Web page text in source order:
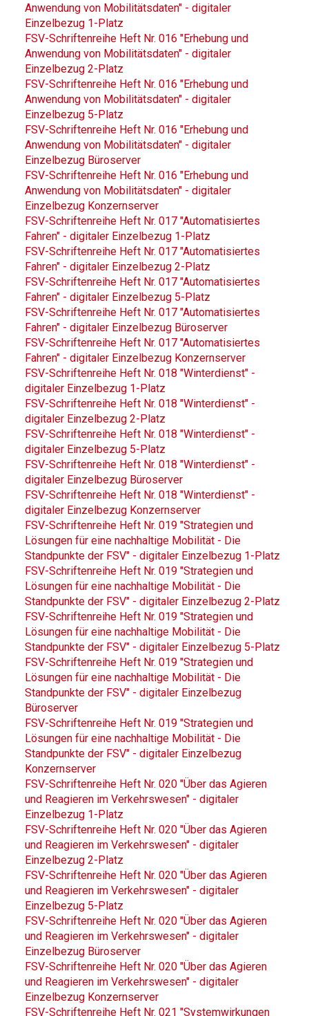
Anwendung von Mobilitätsdaten" - digitaler
Einzelbezug 1-Platz
FSV-Schriftenreihe Heft Nr. 016 "Erhebung und
Anwendung von Mobilitätsdaten" - digitaler
Einzelbezug 2-Platz
FSV-Schriftenreihe Heft Nr. 016 "Erhebung und
Anwendung von Mobilitätsdaten" - digitaler
Einzelbezug 5-Platz
FSV-Schriftenreihe Heft Nr. 016 "Erhebung und
Anwendung von Mobilitätsdaten" - digitaler
Einzelbezug Büroserver
FSV-Schriftenreihe Heft Nr. 016 "Erhebung und
Anwendung von Mobilitätsdaten" - digitaler
Einzelbezug Konzernserver
FSV-Schriftenreihe Heft Nr. 017 "Automatisiertes
Fahren" - digitaler Einzelbezug 1-Platz
FSV-Schriftenreihe Heft Nr. 017 "Automatisiertes
Fahren" - digitaler Einzelbezug 2-Platz
FSV-Schriftenreihe Heft Nr. 017 "Automatisiertes
Fahren" - digitaler Einzelbezug 5-Platz
FSV-Schriftenreihe Heft Nr. 017 "Automatisiertes
Fahren" - digitaler Einzelbezug Büroserver
FSV-Schriftenreihe Heft Nr. 017 "Automatisiertes
Fahren" - digitaler Einzelbezug Konzernserver
FSV-Schriftenreihe Heft Nr. 018 "Winterdienst" -
digitaler Einzelbezug 1-Platz
FSV-Schriftenreihe Heft Nr. 018 "Winterdienst" -
digitaler Einzelbezug 2-Platz
FSV-Schriftenreihe Heft Nr. 018 "Winterdienst" -
digitaler Einzelbezug 5-Platz
FSV-Schriftenreihe Heft Nr. 018 "Winterdienst" -
digitaler Einzelbezug Büroserver
FSV-Schriftenreihe Heft Nr. 018 "Winterdienst" -
digitaler Einzelbezug Konzernserver
FSV-Schriftenreihe Heft Nr. 019 "Strategien und
Lösungen für eine nachhaltige Mobilität - Die
Standpunkte der FSV" - digitaler Einzelbezug 1-Platz
FSV-Schriftenreihe Heft Nr. 019 "Strategien und
Lösungen für eine nachhaltige Mobilität - Die
Standpunkte der FSV" - digitaler Einzelbezug 2-Platz
FSV-Schriftenreihe Heft Nr. 019 "Strategien und
Lösungen für eine nachhaltige Mobilität - Die
Standpunkte der FSV" - digitaler Einzelbezug 5-Platz
FSV-Schriftenreihe Heft Nr. 019 "Strategien und
Lösungen für eine nachhaltige Mobilität - Die
Standpunkte der FSV" - digitaler Einzelbezug
Büroserver
FSV-Schriftenreihe Heft Nr. 019 "Strategien und
Lösungen für eine nachhaltige Mobilität - Die
Standpunkte der FSV" - digitaler Einzelbezug
Konzernserver
FSV-Schriftenreihe Heft Nr. 020 "Über das Agieren
und Reagieren im Verkehrswesen" - digitaler
Einzelbezug 1-Platz
FSV-Schriftenreihe Heft Nr. 020 "Über das Agieren
und Reagieren im Verkehrswesen" - digitaler
Einzelbezug 2-Platz
FSV-Schriftenreihe Heft Nr. 020 "Über das Agieren
und Reagieren im Verkehrswesen" - digitaler
Einzelbezug 5-Platz
FSV-Schriftenreihe Heft Nr. 020 "Über das Agieren
und Reagieren im Verkehrswesen" - digitaler
Einzelbezug Büroserver
FSV-Schriftenreihe Heft Nr. 020 "Über das Agieren
und Reagieren im Verkehrswesen" - digitaler
Einzelbezug Konzernserver
FSV-Schriftenreihe Heft Nr. 021 "Systemwirkungen